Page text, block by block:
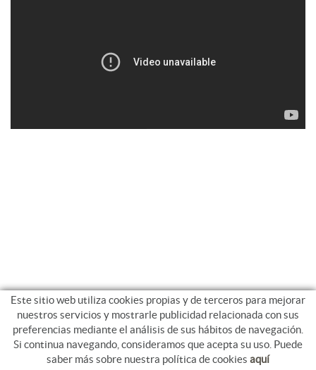
Este sitio web utiliza cookies propias y de terceros para mejorar
nuestros servicios y mostrarle publicidad relacionada con sus
preferencias mediante el análisis de sus hábitos de navegación.
Si continua navegando, consideramos que acepta su uso. Puede
saber más sobre nuestra política de cookies aquí